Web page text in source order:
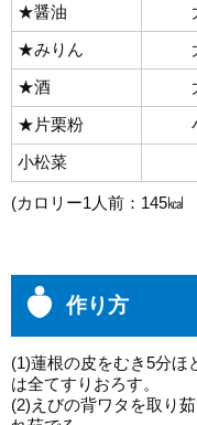
★醤油
★みりん
★酒
★片栗粉
小松菜
(カロリー1人前：145㎉
作り方
(1)蓮根の皮をむき5分ほ
は全てすりおろす。
(2)えびの背ワタを取り